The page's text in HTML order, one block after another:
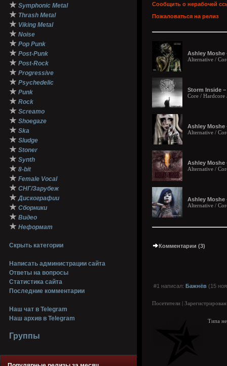
★ Symphonic Metal
★ Thrash Metal
★ Viking Metal
★ Noise
★ Pop Punk
★ Post-Punk
★ Post-Rock
★ Progressive
★ Psychedelic
★ Punk
★ Rock
★ Screamo
★ Shoegaze
★ Ska
★ Sludge
★ Stoner
★ Synth
★ 8-bit
★ Female Vocal
★ СНГ/Зарубеж
★ Дискографии
★ Сборники
★ Видео
★ Неформат
Скрыть категории
Написать администрации сайта
Ответы на вопросы
Статистика сайта
Последние комментарии
Наш чат в Telegram
Наш архив в Telegram
Группы
Сообщить о нерабочей
Пожаловаться на релиз
Ashley Moshe
Alternative /
Storm Inside
Core / Hardcore
Ashley Moshe
Alternative /
Ashley Moshe
Alternative /
Ashley Moshe
Alternative /
Комментарии (3)
#1 написал: Бажнёв (15
Посетители |
Типа не